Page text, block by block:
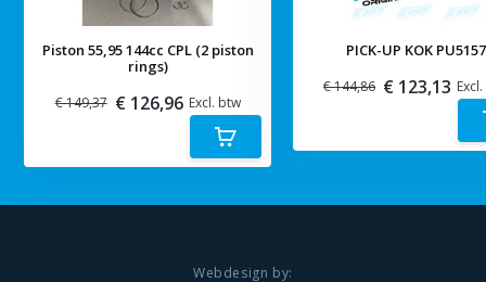
Piston 55,95 144cc CPL (2 piston
rings)
€ 149,37 € 126,96 Excl. btw
PICK-UP KOK PU5157
€ 144,86 € 123,13